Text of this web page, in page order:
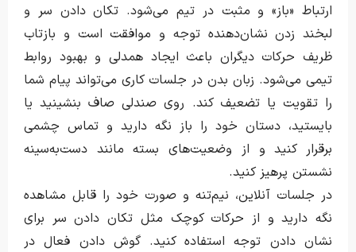
ارتباط «باز» و مثبت در تیم می‌شود. تکان دادن سر و
لبخند زدن نشان‌دهنده توجه و موافقت است و بازتاب
ظریف حرکات دیگران باعث ایجاد همدلی و بهبود روابط
تیمی می‌شود. زبان بدن در جلسات کاری می‌تواند پیام شما
را تقویت یا تضعیف کند. روی صندلی صاف بنشینید یا
بایستید، دستان خود را باز نگه دارید و تماس چشمی
برقرار کنید و از وضعیت‌های بسته مانند دست‌به‌سینه
نشستن پرهیز کنید.
در جلسات آنلاین، نیم‌تنه و صورت خود را قابل مشاهده
نگه دارید و از حرکات کوچک مثل تکان دادن سر برای
نشان دادن توجه استفاده کنید. گوش دادن فعال در